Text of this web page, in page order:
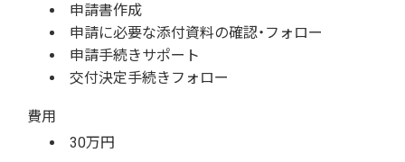
申請書作成
申請に必要な添付資料の確認・フォロー
申請手続きサポート
交付決定手続きフォロー
費用
30万円